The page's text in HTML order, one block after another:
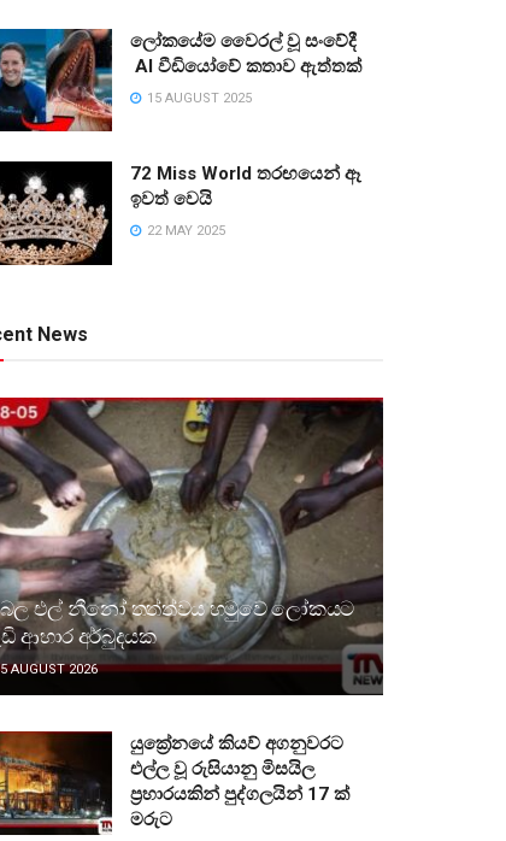
ලෝකයේම වෛරල් වූ සංවේදී
AI වීඩියෝවේ කතාව ඇත්තක්
15 AUGUST 2025
72 Miss World තරඟයෙන් ඈ
ඉවත් වෙයි
22 MAY 2025
News
එල් නීනෝ තත්ත්වය හමුවේ ලෝකයට
ආහාර අර්බුදයක
AUGUST 2026
යුක්‍රේනයේ කියව් අගනුවරට
එල්ල වූ රුසියානු මිසයිල
ප්‍රහාරයකින් පුද්ගලයින් 17 ක්
මරුට